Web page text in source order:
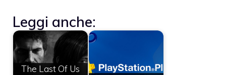
Leggi anche:
The Last Of Us